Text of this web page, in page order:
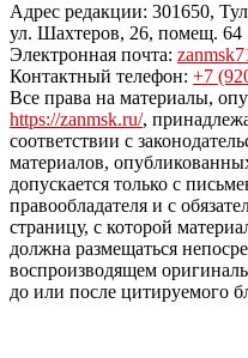
Адрес редакции: 301650,
ул. Шахтеров, 26, помещ. 64
Электронная почта:
Контактный телефон: +7
Все права на материалы,
https://zanmsk.ru/,
соответствии с
материалов,
допускается только с
правообладателя и с
страницу, с которой
должна размещаться
воспроизводящем
до или после цитируемого